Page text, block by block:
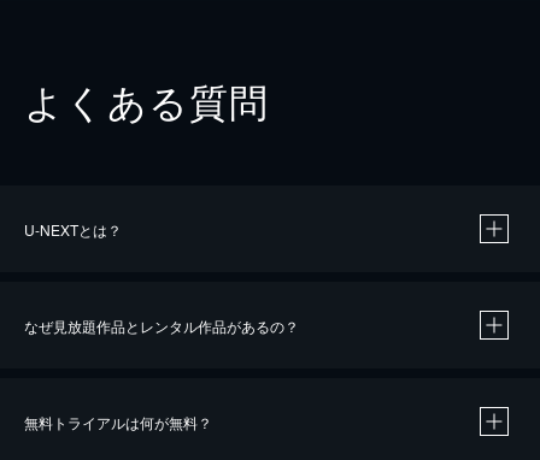
よくある質問
U-NEXTとは？
なぜ見放題作品とレンタル作品があるの？
無料トライアルは何が無料？